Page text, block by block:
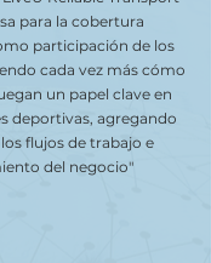
para la cobertura
participación de los
cada vez más cómo
un papel clave en
deportivas, agregando
flujos de trabajo e
del negocio"